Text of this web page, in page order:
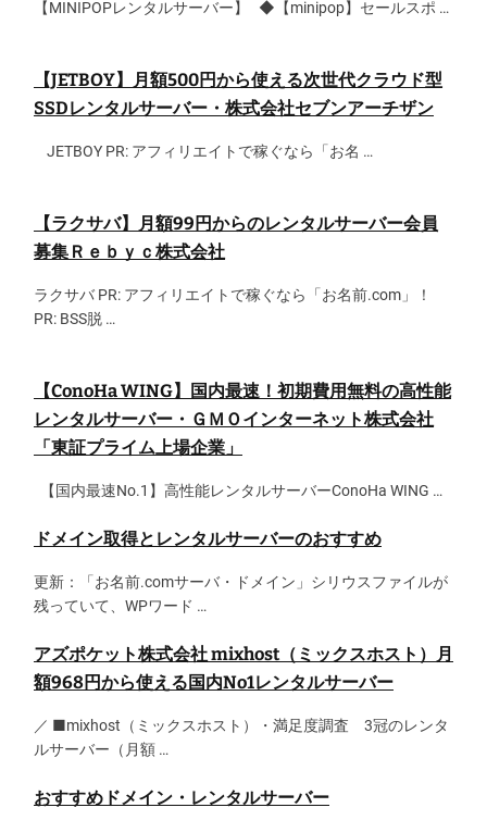
【MINIPOPレンタルサーバー】 ◆【minipop】セールスポ …
【JETBOY】月額500円から使える次世代クラウド型
SSDレンタルサーバー・株式会社セブンアーチザン
JETBOY PR: アフィリエイトで稼ぐなら「お名 …
【ラクサバ】月額99円からのレンタルサーバー会員
募集Ｒｅｂｙｃ株式会社
ラクサバ PR: アフィリエイトで稼ぐなら「お名前.com」！
PR: BSS脱 …
【ConoHa WING】国内最速！初期費用無料の高性能
レンタルサーバー・ＧＭＯインターネット株式会社
「東証プライム上場企業」
【国内最速No.1】高性能レンタルサーバーConoHa WING …
ドメイン取得とレンタルサーバーのおすすめ
更新：「お名前.comサーバ・ドメイン」シリウスファイルが
残っていて、WPワード …
アズポケット株式会社 mixhost（ミックスホスト）月
額968円から使える国内No1レンタルサーバー
／ ■mixhost（ミックスホスト）・満足度調査 3冠のレンタ
ルサーバー（月額 …
おすすめドメイン・レンタルサーバー